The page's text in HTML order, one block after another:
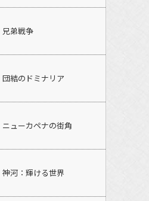
兄弟戦争
団結のドミナリア
ニューカペナの街角
神河：輝ける世界